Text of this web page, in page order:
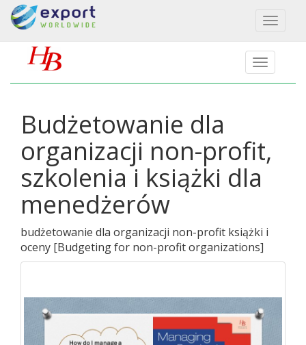
Toggle
Budżetowanie dla
organizacji non-profit,
szkolenia i książki dla
menedżerów
budżetowanie dla organizacji non-profit książki i
oceny [Budgeting for non-profit organizations]